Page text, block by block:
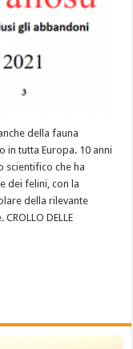
della fauna
in tutta Europa. 10 anni
scientifico che ha
dei felini, con la
della rilevante
DELLE